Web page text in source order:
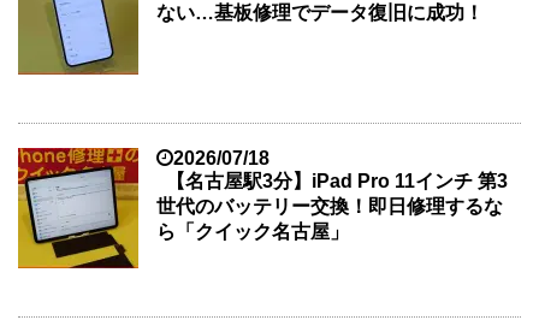
ない…基板修理でデータ復旧に成功！
2026/07/18
【名古屋駅3分】iPad Pro 11インチ 第3
世代のバッテリー交換！即日修理するな
ら「クイック名古屋」